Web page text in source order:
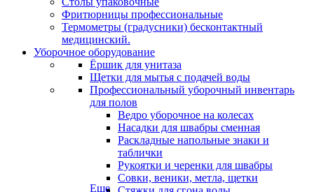
Фритюрницы профессиональные
Термометры (градусники) бесконтактный
медицинский.
Уборочное оборудование
Ёршик для унитаза
Щетки для мытья с подачей воды
Профессиональный уборочный инвентарь
для полов
Ведро уборочное на колесах
Насадки для швабры сменная
Раскладные напольные знаки и
таблички
Рукоятки и черенки для швабры
Совки, веники, метла, щетки
Еще